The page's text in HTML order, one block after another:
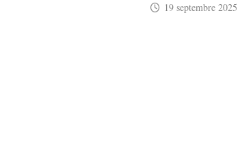
19 septembre 2025